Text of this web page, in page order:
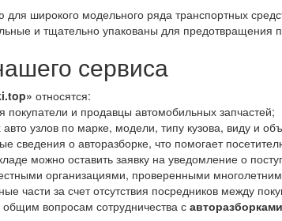
для широкого модельного ряда транспортных
и тщательно упакованы для предотвращения
сервиса
относятся:
и продавцы автомобильных запчастей;
узлов по марке, модели, типу кузова, виду и
сведения о авторазборке, что помогает
можно оставить заявку на уведомление о
организациями, проверенными
части за счет отсутствия посредников между
вопросам сотрудничества с